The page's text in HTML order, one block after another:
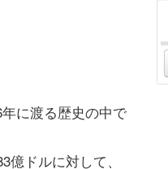
に渡る歴史の中で
ドルに対して、